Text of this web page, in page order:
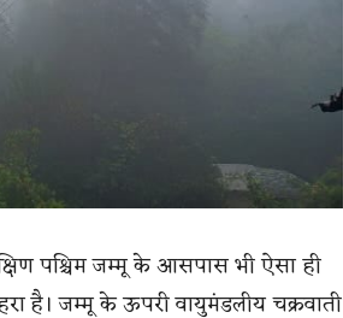
पश्चिम जम्मू के आसपास भी ऐसा ही
है। जम्मू के ऊपरी वायुमंडलीय चक्रवाती